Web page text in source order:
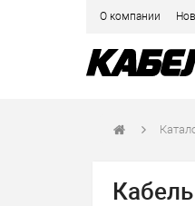
О компании